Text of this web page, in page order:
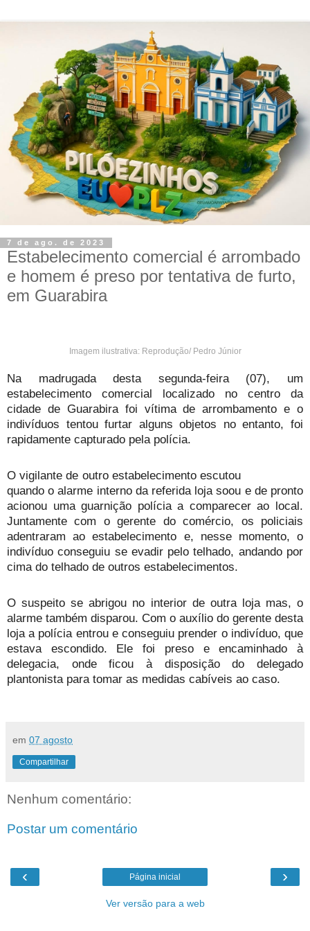
7 de ago. de 2023
Estabelecimento comercial é arrombado
e homem é preso por tentativa de furto,
em Guarabira
Imagem ilustrativa: Reprodução/ Pedro Júnior
Na madrugada desta segunda-feira (07), um
estabelecimento comercial localizado no centro da
cidade de Guarabira foi vítima de arrombamento e o
indivíduos tentou furtar alguns objetos no entanto, foi
rapidamente capturado pela polícia.
O vigilante de outro estabelecimento escutou
quando o alarme interno da referida loja soou e de pronto
acionou uma guarnição polícia a comparecer ao local.
Juntamente com o gerente do comércio, os policiais
adentraram ao estabelecimento e, nesse momento, o
indivíduo conseguiu se evadir pelo telhado, andando por
cima do telhado de outros estabelecimentos.
O suspeito se abrigou no interior de outra loja mas, o
alarme também disparou. Com o auxílio do gerente desta
loja a polícia entrou e conseguiu prender o indivíduo, que
estava escondido. Ele foi preso e encaminhado à
delegacia, onde ficou à disposição do delegado
plantonista para tomar as medidas cabíveis ao caso.
em 07 agosto
Compartilhar
Nenhum comentário:
Postar um comentário
‹ ›
Página inicial
Ver versão para a web